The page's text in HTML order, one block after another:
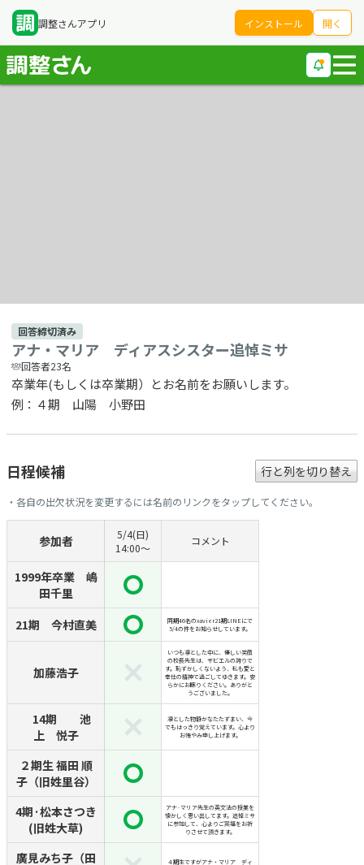
調整さんアプリ インストール 開く
回答締切済み
アナ・マリア ディアスシスター追悼ミサ
回答者23名
卒業年(もしくは卒業期）とお名前をお願いします。
例：４期 山陽 小野田
日程候補 行と列を切り替え
・各自の出欠状況を変更するには名前のリンクをタップしてください。
参加者
5/4(日)
14:00〜
コメント
1999年卒業 嶋
田千里
21期 今村直美
同期46名のxavier21期LINEにで
5/4の件をお知らせしています。
加藤浩子
いつも凛とした中に、優しい笑顔
の校長先生は、ザビエルの誇りで
す。恥ずかしくないよう、私も愛と
奉仕の精神で過ごしてゆきます。安
らかにお眠りください。ありがと
うございました。
14期 池
上 悦子
凛とした物静かなたたずまい、今
でもはっきり覚えています。心より
お悔やみ申し上げます。
２期生 福田 順
子（旧姓里谷）
4期·松本さつき
(旧姓大草)
アナ·マリア先生の英文法の授業を
懐かしく思い出してます。追悼ミサ
に参加して、心よりご冥福をお祈
りさせて頂きます。
廣見みち子（田
４期生ですがアナ・マリア ディ